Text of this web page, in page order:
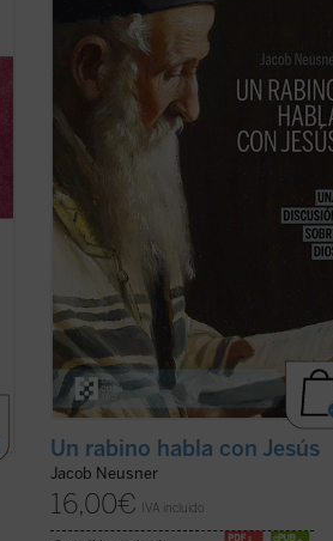
Imagínate transportado dos mil años
atrás, a Galilea, justo en el momento en
que Jesús pronuncia su Sermón de la
Montaña. Después de escucharle,
¿abandonarías tus convicciones
religiosas y tu ideología para seguirle, o
te aferrarías a ...
(ver ficha)
Un rabino habla con Jesús
Jacob Neusner
16,00€ IVA incluido